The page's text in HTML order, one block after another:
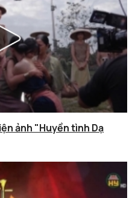
ảnh "Huyền tình Dạ